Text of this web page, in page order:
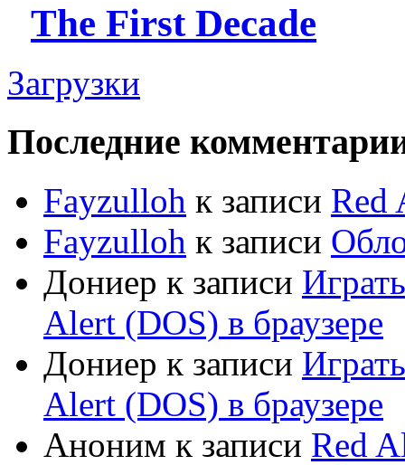
The First Decade
Загрузки
Последние
Fayzulloh к записи Red
Fayzulloh к записи
Дониер к записи
Alert (DOS) в браузере
Дониер к записи
Alert (DOS) в браузере
Аноним к записи Red